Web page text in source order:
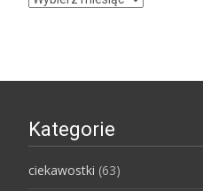
Kategorie
ciekawostki (63)